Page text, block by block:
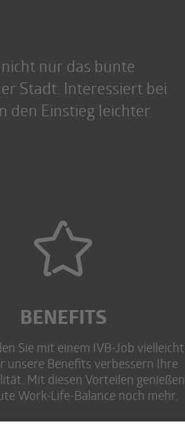
nur das bunte
Stadt. Interessiert bei
den Einstieg leichter
BENEFITS
Sie mit einem IVB-Job vielleicht
unsere Benefits verbessern Ihre
Mit diesen Vorteilen genießen
Work-Life-Balance noch mehr.